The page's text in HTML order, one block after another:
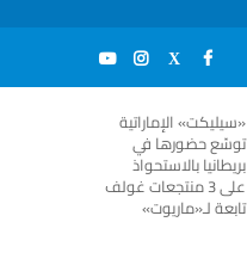
«سيليكت» الإماراتية
توسّع حضورها في
بريطانيا بالاستحواذ
على 3 منتجعات غولف
تابعة لـ«ماريوت»